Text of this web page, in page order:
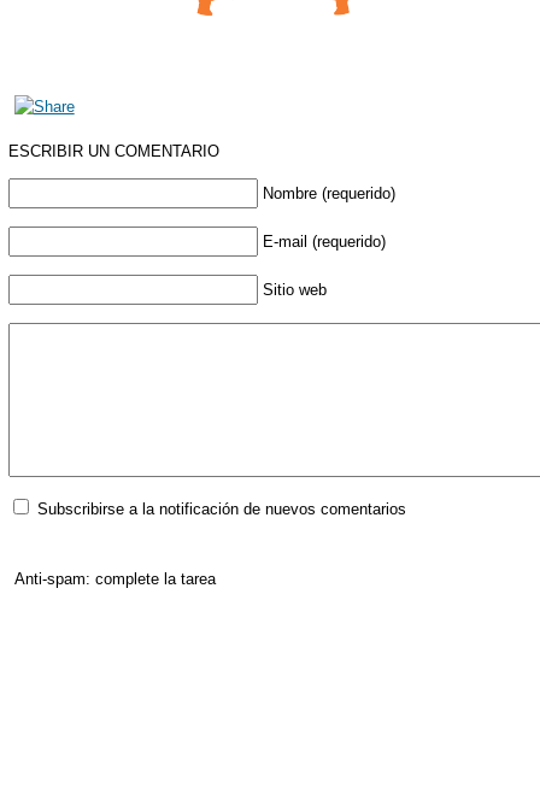
ESCRIBIR UN COMENTARIO
Nombre (requerido)
E-mail (requerido)
Sitio web
Subscribirse a la notificación de nuevos comentarios
Anti-spam: complete la tarea